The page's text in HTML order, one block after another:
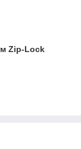
Zip-Lock